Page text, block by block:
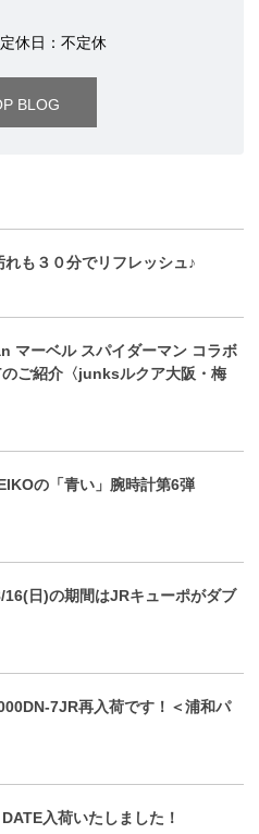
休日：不定休
BLOG
れも３０分でリフレッシュ♪
マーベル スパイダーマン コラボ
ご紹介〈junksルクア大阪・梅
の「青い」腕時計第6弾
16(日)の期間はJRキューポがダブ
7JR再入荷です！＜浦和パ
入荷いたしました！